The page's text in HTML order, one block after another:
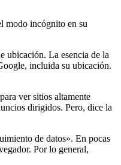
modo incógnito en su
ubicación. La esencia de la
incluida su ubicación.
ver sitios altamente
dirigidos. Pero, dice la
de datos». En pocas
Por lo general,